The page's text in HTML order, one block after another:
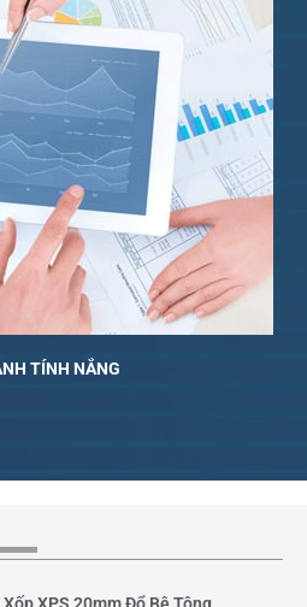
TÍNH NẮNG
XPS 20mm Đổ Bê Tông